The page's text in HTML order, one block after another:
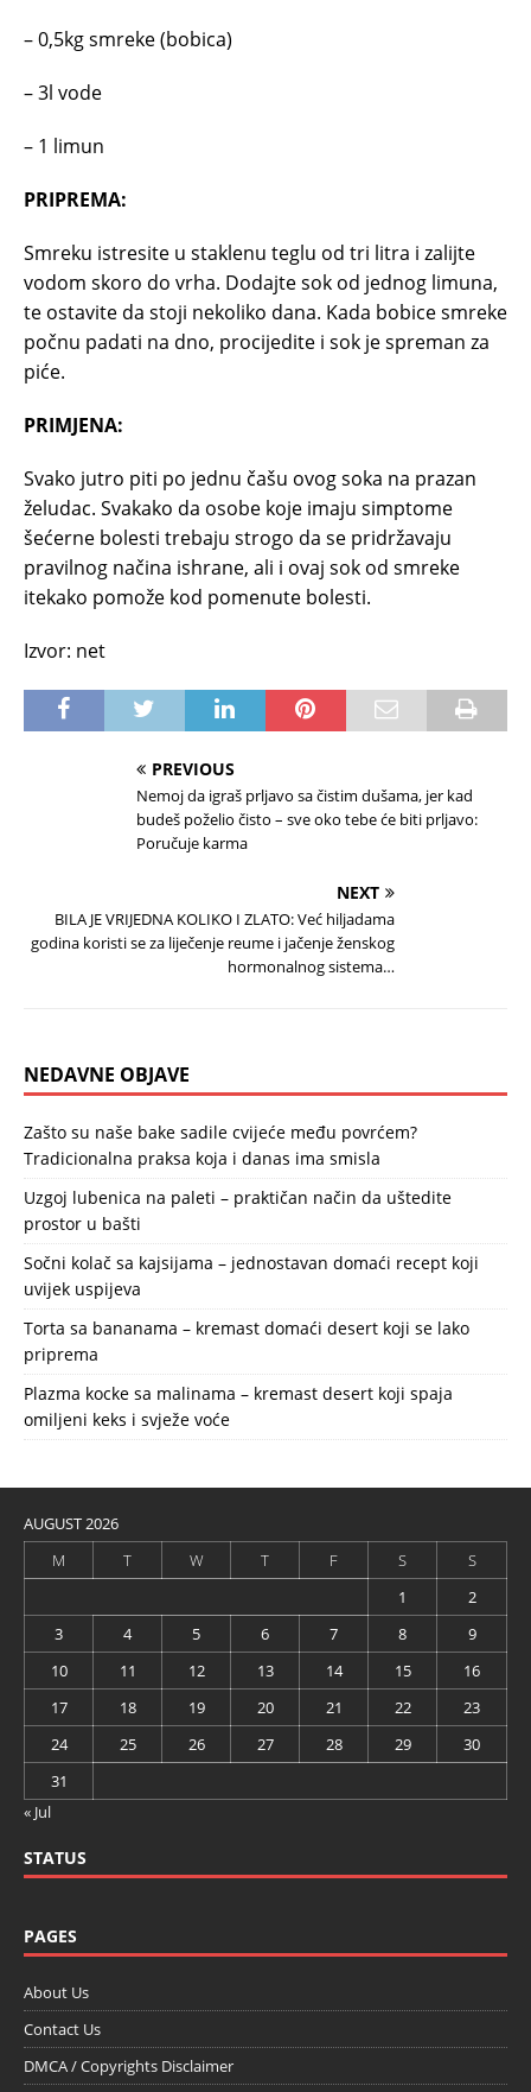
– 0,5kg smreke (bobica)
– 3l vode
– 1 limun
PRIPREMA:
Smreku istresite u staklenu teglu od tri litra i zalijte
vodom skoro do vrha. Dodajte sok od jednog limuna,
te ostavite da stoji nekoliko dana. Kada bobice smreke
počnu padati na dno, procijedite i sok je spreman za
piće.
PRIMJENA:
Svako jutro piti po jednu čašu ovog soka na prazan
želudac. Svakako da osobe koje imaju simptome
šećerne bolesti trebaju strogo da se pridržavaju
pravilnog načina ishrane, ali i ovaj sok od smreke
itekako pomože kod pomenute bolesti.
Izvor: net
PREVIOUS
Nemoj da igraš prljavo sa čistim dušama, jer kad
budeš poželio čisto – sve oko tebe će biti prljavo:
Poručuje karma
NEXT
BILA JE VRIJEDNA KOLIKO I ZLATO: Već hiljadama
godina koristi se za liječenje reume i jačenje ženskog
hormonalnog sistema…
NEDAVNE OBJAVE
Zašto su naše bake sadile cvijeće među povrćem?
Tradicionalna praksa koja i danas ima smisla
Uzgoj lubenica na paleti – praktičan način da uštedite
prostor u bašti
Sočni kolač sa kajsijama – jednostavan domaći recept koji
uvijek uspijeva
Torta sa bananama – kremast domaći desert koji se lako
priprema
Plazma kocke sa malinama – kremast desert koji spaja
omiljeni keks i svježe voće
AUGUST 2026
M
T W T F S
S
1
2
3
4 5 6 7 8
9
10
11 12 13 14 15
16
17
18 19 20 21 22
23
24
25 26 27 28 29
30
31
« Jul
STATUS
PAGES
About Us
Contact Us
DMCA / Copyrights Disclaimer